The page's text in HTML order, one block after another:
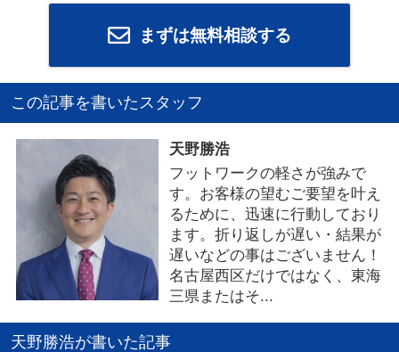
まずは無料相談する
この記事を書いたスタッフ
天野勝浩
フットワークの軽さが強みで
す。お客様の望むご要望を叶え
るために、迅速に行動しており
ます。折り返しが遅い・結果が
遅いなどの事はございません！
名古屋西区だけではなく、東海
三県またはそ...
天野勝浩が書いた記事